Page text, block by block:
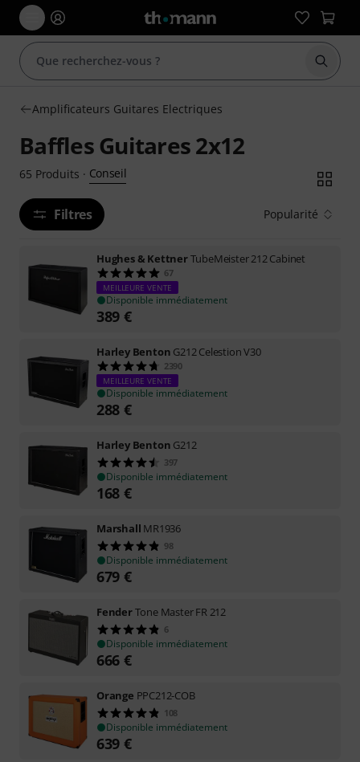
Amplificateurs Guitares Electriques
Baffles Guitares 2x12
65 Produits · Conseil
Filtres Popularité
Hughes & KettnerTubeMeister 212 Cabinet
67
MEILLEURE VENTE
Disponible immédiatement
389 €
Harley Benton G212 Celestion V30
2390
MEILLEURE VENTE
Disponible immédiatement
288 €
Harley Benton G212
397
Disponible immédiatement
168 €
Marshall MR1936
98
Disponible immédiatement
679 €
FenderTone Master FR 212
6
Disponible immédiatement
666 €
Orange PPC212-COB
108
Disponible immédiatement
639 €